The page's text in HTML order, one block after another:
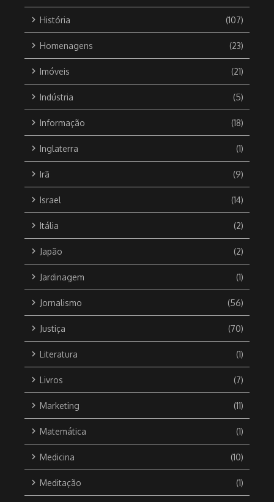
História (107)
Homenagens (23)
Imóveis (21)
Indústria (5)
Informação (18)
Inglaterra (1)
Irã (9)
Israel (14)
Itália (2)
Japão (2)
Jardinagem (1)
Jornalismo (56)
Justiça (70)
Literatura (1)
Livros (7)
Marketing (11)
Matemática (1)
Medicina (10)
Meditação (1)